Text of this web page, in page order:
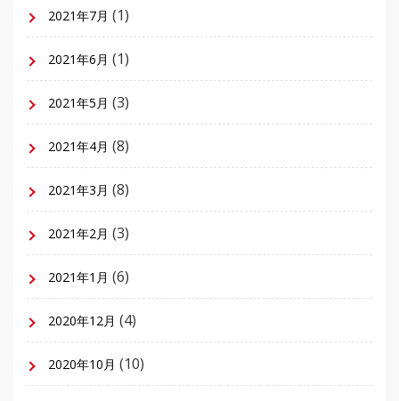
2021年7月 (1)
2021年6月 (1)
2021年5月 (3)
2021年4月 (8)
2021年3月 (8)
2021年2月 (3)
2021年1月 (6)
2020年12月 (4)
2020年10月 (10)